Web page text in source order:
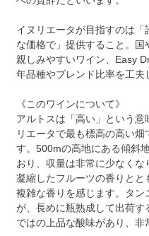
イヌリエータが目指すのは
な価格で」提供すること。
親しみやすいワイン、Easy
年品種やブレンド比率を工夫
《このワインについて》
アルトスは「高い」という意
リエータで最も標高の高い
す。500mの高地にある傾斜
おり、収量は非常に少なくな
凝縮したフルーツの香りと
複雑な香りを感じます。タ
が、長めに瓶熟成して出荷す
ではの上品な酸味があり、非